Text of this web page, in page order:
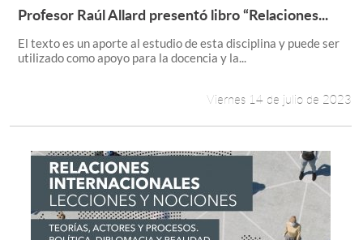
Leer más +
Profesor Raúl Allard presentó libro “Relaciones...
El texto es un aporte al estudio de esta disciplina y puede ser
utilizado como apoyo para la docencia y la...
Viernes 14 de julio de 2023